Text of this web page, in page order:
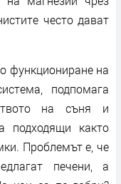
често дават
функциониране на
подпомага
на съня и
подходящи както
Проблемът е, че
печени, а